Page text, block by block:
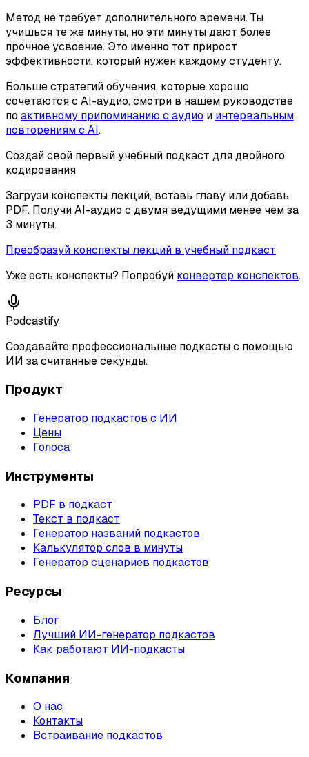
Метод не требует дополнительного времени. Ты
учишься те же минуты, но эти минуты дают более
прочное усвоение. Это именно тот прирост
эффективности, который нужен каждому студенту.
Больше стратегий обучения, которые хорошо
сочетаются с AI-аудио, смотри в нашем руководстве
по активному припоминанию с аудио и интервальным
повторениям с AI.
Создай свой первый учебный подкаст для двойного
кодирования
Загрузи конспекты лекций, вставь главу или добавь
PDF. Получи AI-аудио с двумя ведущими менее чем за
3 минуты.
Преобразуй конспекты лекций в учебный подкаст
Уже есть конспекты? Попробуй конвертер конспектов.
Podcastify
Создавайте профессиональные подкасты с помощью
ИИ за считанные секунды.
Продукт
Генератор подкастов с ИИ
Цены
Голоса
Инструменты
PDF в подкаст
Текст в подкаст
Генератор названий подкастов
Калькулятор слов в минуты
Генератор сценариев подкастов
Ресурсы
Блог
Лучший ИИ-генератор подкастов
Как работают ИИ-подкасты
Компания
О нас
Контакты
Встраивание подкастов